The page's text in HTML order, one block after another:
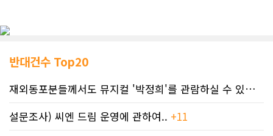
반대건수 Top20
재외동포분들께서도 뮤지컬 '박정희'를 관람하실 수 있도록 노력하겠습니..
설문조사) 씨엔 드림 운영에 관하여.. +11